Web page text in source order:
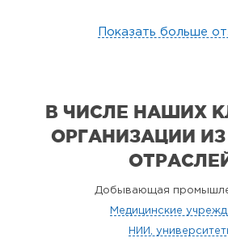
Показать больше
В ЧИСЛЕ НАШИХ
ОРГАНИЗАЦИИ
Добывающая
Медицинские
НИИ,